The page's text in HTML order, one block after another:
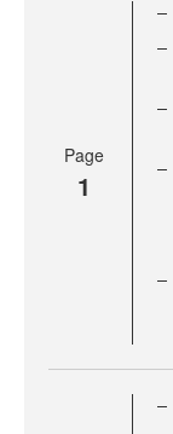
Page
1